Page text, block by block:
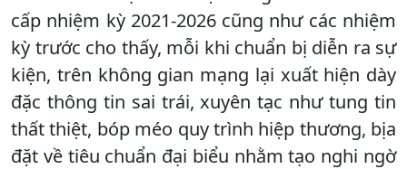
cấp nhiệm kỳ 2021-2026 cũng như các nhiệm
kỳ trước cho thấy, mỗi khi chuẩn bị diễn ra sự
kiện, trên không gian mạng lại xuất hiện dày
đặc thông tin sai trái, xuyên tạc như tung tin
thất thiệt, bóp méo quy trình hiệp thương, bịa
đặt về tiêu chuẩn đại biểu nhằm tạo nghi ngờ